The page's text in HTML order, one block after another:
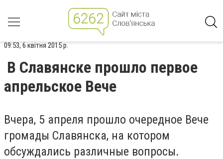
09:53, 6 квітня 2015 р.
В Славянске прошло первое
апрельское Вече
Вчера, 5 апреля прошло очередное Вече
громады Славянска, на котором
обсуждались различные вопросы.